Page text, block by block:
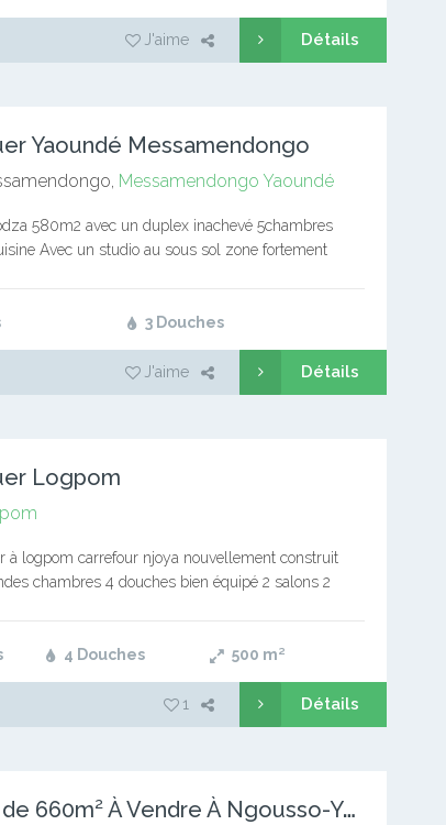
J'aime Détails
Yaoundé Messamendongo
Messamendongo Yaoundé
580m2 avec un duplex inachevé 5chambres
Avec un studio au sous sol zone fortement
3 Douches
J'aime Détails
Logpom
à logpom carrefour njoya nouvellement construit
chambres 4 douches bien équipé 2 salons 2
4 Douches 500 m²
1 Détails
D
uplex Chic de 660m² À Vendre À Ngousso-Yaoundé